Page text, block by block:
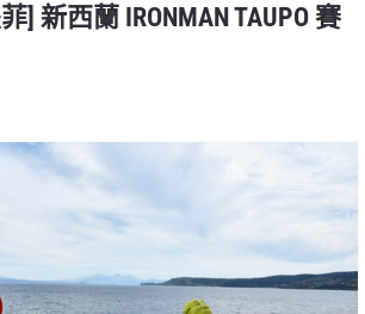
] 新西蘭 IRONMAN TAUPO 賽